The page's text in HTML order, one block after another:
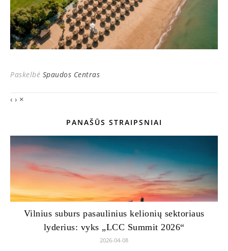
Paskelbė Spaudos Centras
‹ › ×
PANAŠŪS STRAIPSNIAI
Vilnius suburs pasaulinius kelionių sektoriaus
lyderius: vyks „LCC Summit 2026“
2026-04-08